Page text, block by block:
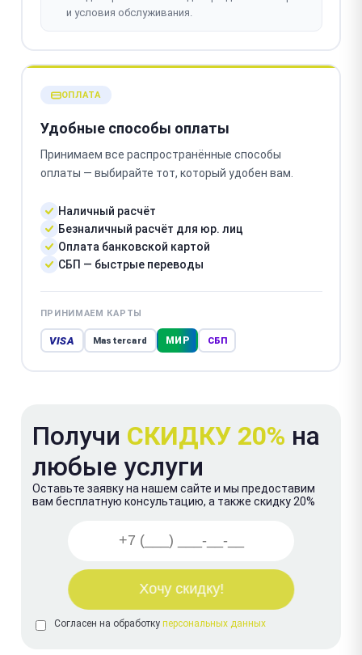
и условия обслуживания.
ОПЛАТА
Удобные способы оплаты
Принимаем все распространённые способы
оплаты — выбирайте тот, который удобен вам.
Наличный расчёт
Безналичный расчёт для юр. лиц
Оплата банковской картой
СБП — быстрые переводы
ПРИНИМАЕМ КАРТЫ
VISA Mastercard МИР СБП
Получи СКИДКУ 20% на
любые услуги
Оставьте заявку на нашем сайте и мы предоставим
вам бесплатную консультацию, а также скидку 20%
Согласен на обработку персональных данных